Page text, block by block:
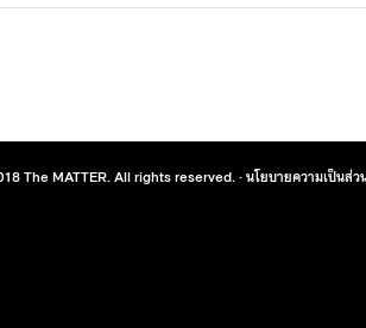
The MATTER. All rights reserved. ·นโยบายความเป็นส่ว